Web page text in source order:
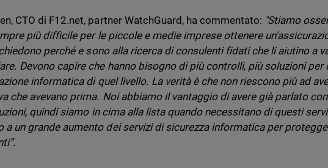
CTO di F12.net, partner WatchGuard, ha commentato: "Stiamo
più difficile per le piccole e medie imprese ottenere
perché e sono alla ricerca di consulenti fidati che li aiutino a
Devono capire che hanno bisogno di più controlli, più soluzioni per
informatica di quel livello. La verità è che non riescono più ad
che avevano prima. Noi abbiamo il vantaggio di avere già parlato
quindi siamo in cima alla lista quando necessitano di questi
a un grande aumento dei servizi di sicurezza informatica per
.